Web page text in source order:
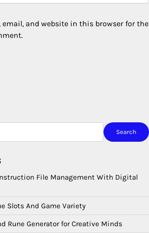
email, and website in this browser for the
Search
File Management With Digital
Slots And Game Variety
Rune Generator for Creative Minds